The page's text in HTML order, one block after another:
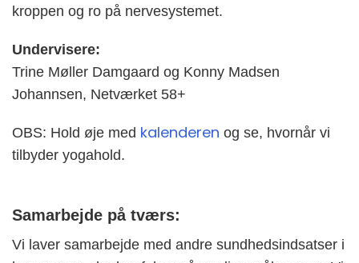
kroppen og ro på nervesystemet.
Undervisere:
Trine Møller Damgaard og Konny Madsen
Johannsen, Netværket 58+
OBS: Hold øje med kalenderen og se, hvornår vi
tilbyder yogahold.
Samarbejde på tværs:
Vi laver samarbejde med andre sundhedsindsatser i